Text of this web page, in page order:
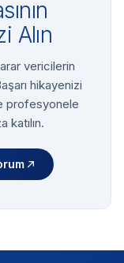
Alın
vericilerin
hikayenizi
profesyonele
katılın.